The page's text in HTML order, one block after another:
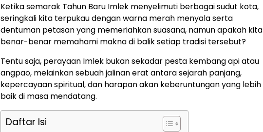
Ketika semarak Tahun Baru Imlek menyelimuti berbagai sudut kota,
seringkali kita terpukau dengan warna merah menyala serta
dentuman petasan yang memeriahkan suasana, namun apakah kita
benar-benar memahami makna di balik setiap tradisi tersebut?
Tentu saja, perayaan Imlek bukan sekadar pesta kembang api atau
angpao, melainkan sebuah jalinan erat antara sejarah panjang,
kepercayaan spiritual, dan harapan akan keberuntungan yang lebih
baik di masa mendatang.
Daftar Isi